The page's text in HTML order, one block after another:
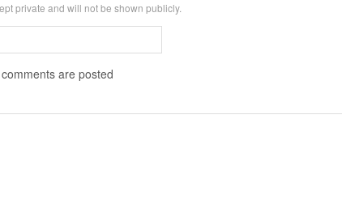
private and will not be shown publicly.
are posted